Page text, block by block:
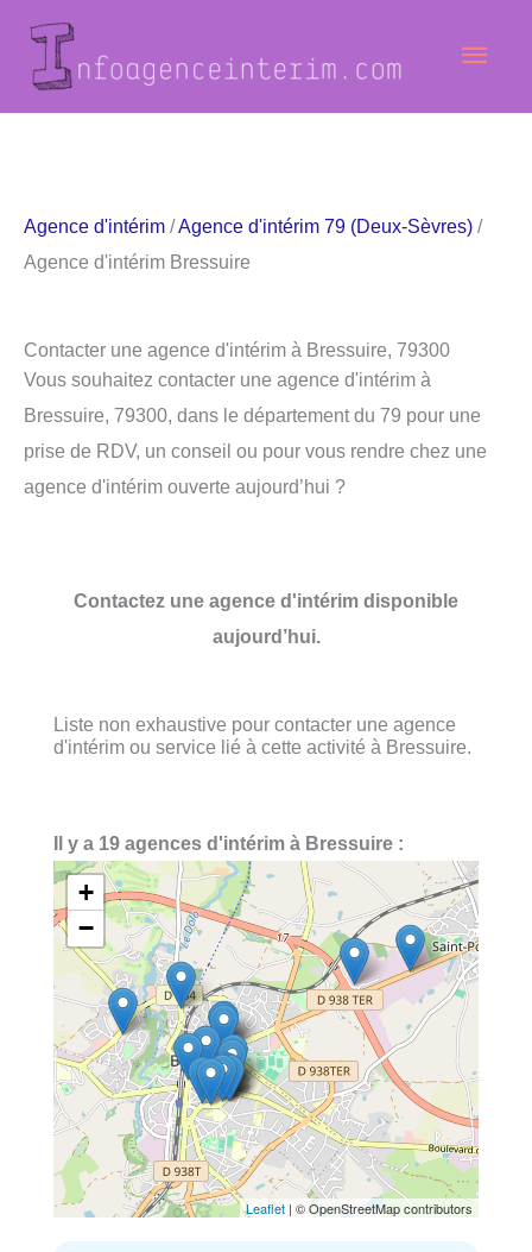
contenu
Agence d'intérim /Agence d'intérim 79 (Deux-Sèvres) /
Agence d'intérim Bressuire
Contacter une agence d'intérim à Bressuire, 79300
Vous souhaitez contacter une agence d'intérim à
Bressuire, 79300, dans le département du 79 pour une
prise de RDV, un conseil ou pour vous rendre chez une
agence d'intérim ouverte aujourd’hui ?
Contactez une agence d'intérim disponible
aujourd’hui.
Liste non exhaustive pour contacter une agence
d'intérim ou service lié à cette activité à Bressuire.
Il y a 19 agences d'intérim à Bressuire :
+
−
Leaflet | © OpenStreetMap contributors